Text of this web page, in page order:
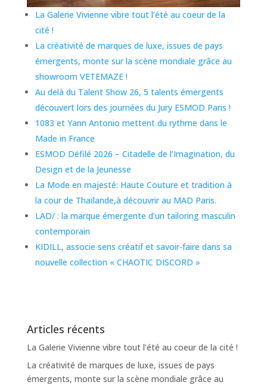
La Galerie Vivienne vibre tout l’été au coeur de la
cité !
La créativité de marques de luxe, issues de pays
émergents, monte sur la scène mondiale grâce au
showroom VETEMAZE !
Au delà du Talent Show 26, 5 talents émergents
découvert lors des journées du Jury ESMOD Paris !
1083 et Yann Antonio mettent du rythme dans le
Made in France
ESMOD Défilé 2026 – Citadelle de l’Imagination, du
Design et de la Jeunesse
La Mode en majesté: Haute Couture et tradition à
la cour de Thaïlande,à découvrir au MAD Paris.
LAD/ : la marque émergente d’un tailoring masculin
contemporain
KIDILL, associe sens créatif et savoir-faire dans sa
nouvelle collection « CHAOTIC DISCORD »
Articles récents
La Galerie Vivienne vibre tout l’été au coeur de la cité !
La créativité de marques de luxe, issues de pays
émergents, monte sur la scène mondiale grâce au